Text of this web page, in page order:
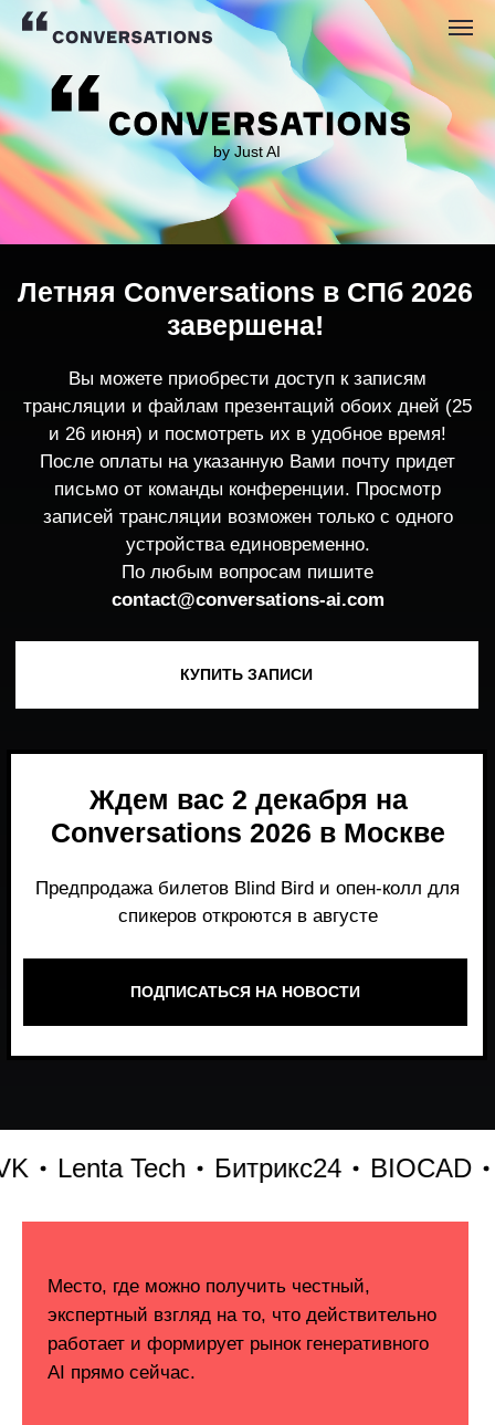
by Just AI
трансляции и файлам презентаций обоих дней (25
После оплаты на указанную Вами почту придет
записей трансляции возможен только с одного
устройства единовременно.
По любым вопросам пишите
contact@conversations-ai.co m
Летняя Conversations в СПб 2026
завершена!
Ждем вас 2 декабря на
Conversations 2026 в Москве
ПОДПИСАТЬСЯ НА НОВОСТИ
Lenta Tech Битрикс24 BIOCAD X5
Место, где можно получить честный,
работает и формирует рынок генеративного